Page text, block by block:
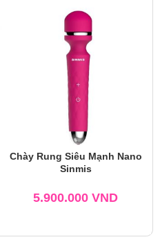
Chày Rung Siêu Mạnh Nano
Sinmis
5.900.000 VND